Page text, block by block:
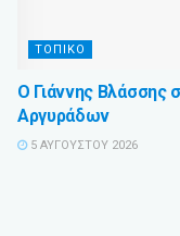
ΤΟΠΙΚΟ
Ο Γιάννης Βλάσσης
Αργυράδων
5 ΑΥΓΟΎΣΤΟΥ 2026